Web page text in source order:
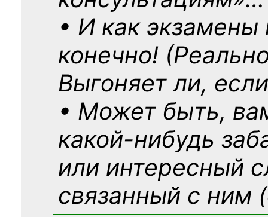
• И как экзамены
конечно!
Выгоняет ли,
• Может быть,
какой-нибудь
или интересный
связанный с ним